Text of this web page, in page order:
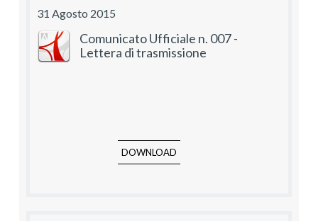
31 Agosto 2015
Comunicato Ufficiale n. 007 -
Lettera di trasmissione
DOWNLOAD